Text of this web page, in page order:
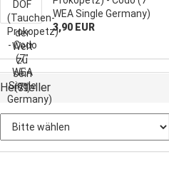
WEA Single Germany)
3,90 EUR
Hersteller